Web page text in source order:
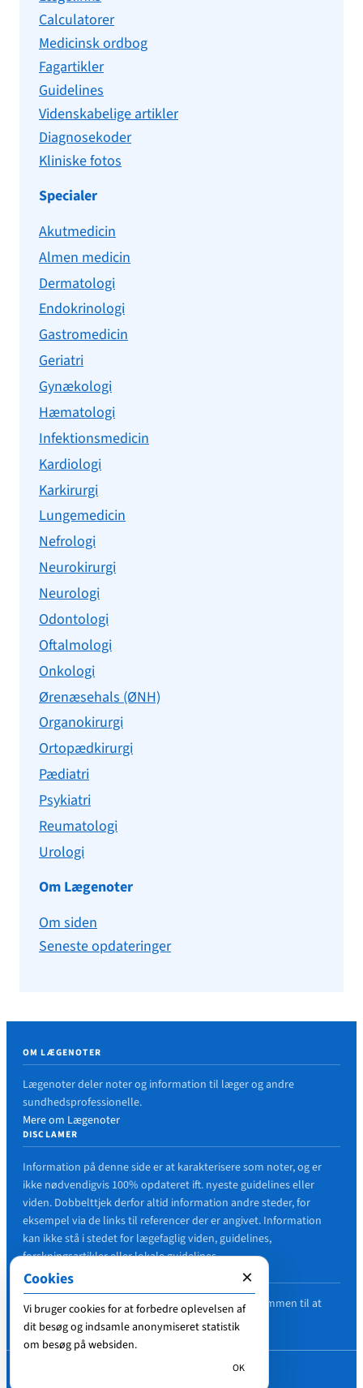
Calculatorer
Medicinsk ordbog
Fagartikler
Guidelines
Videnskabelige artikler
Diagnosekoder
Kliniske fotos
Specialer
Akutmedicin
Almen medicin
Dermatologi
Endokrinologi
Gastromedicin
Geriatri
Gynækologi
Hæmatologi
Infektionsmedicin
Kardiologi
Karkirurgi
Lungemedicin
Nefrologi
Neurokirurgi
Neurologi
Odontologi
Oftalmologi
Onkologi
Ørenæsehals (ØNH)
Organokirurgi
Ortopædkirurgi
Pædiatri
Psykiatri
Reumatologi
Urologi
Om Lægenoter
Om siden
Seneste opdateringer
OM LÆGENOTER
Lægenoter deler noter og information til læger og andre
sundhedsprofessionelle.
Mere om Lægenoter
DISCLAMER
Information på denne side er at karakterisere som noter, og er
ikke nødvendigvis 100% opdateret ift. nyeste guidelines eller
viden. Dobbelttjek derfor altid information andre steder, for
eksempel via de links til referencer der er angivet. Information
kan ikke stå i stedet for lægefaglig viden, guidelines,
forskningsartikler eller lokale guidelines.
FEJL I ARTIKLER?
Hvis du finder en fejl i en artikel, er du meget velkommen til at
nævne det i en kommentar, så det kan blive rettet.
Lægenoter
×
Cookies
Vi bruger cookies for at forbedre oplevelsen af
dit besøg og indsamle anonymiseret statistik
om besøg på websiden.
OK